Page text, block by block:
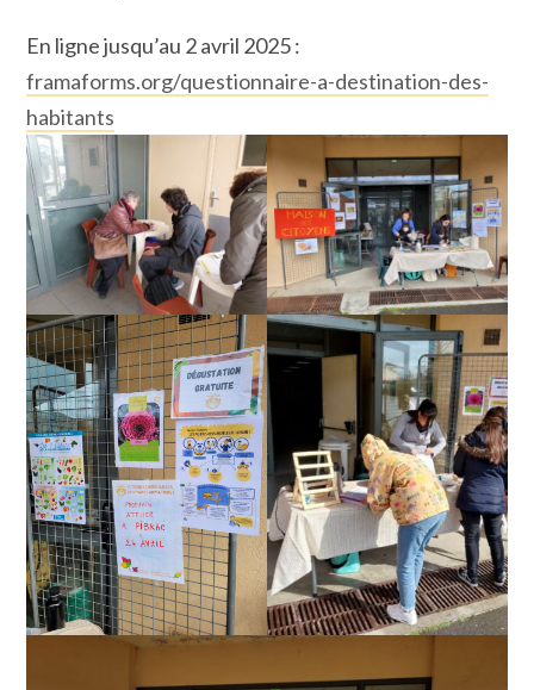
En ligne jusqu’au 2 avril 2025 :
framaforms.org/questionnaire-a-destination-des-
habitants